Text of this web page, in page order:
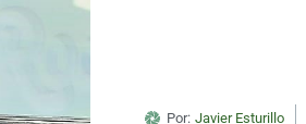
Por: Javier Esturillo